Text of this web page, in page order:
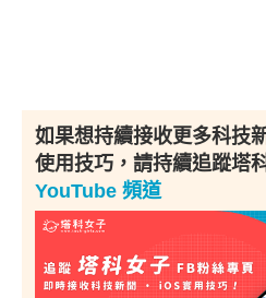
如果想持續接收更多科技
使用技巧，請持續追蹤塔
YouTube 頻道